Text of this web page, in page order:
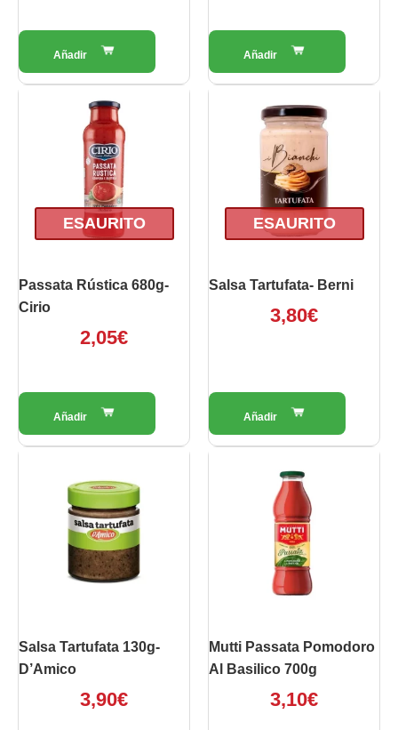
ESAURITO
Passata Rústica 680g-
Cirio
2,05€
ESAURITO
Salsa Tartufata- Berni
3,80€
Salsa Tartufata 130g-
D’Amico
3,90€
Mutti Passata Pomodoro
Al Basilico 700g
3,10€